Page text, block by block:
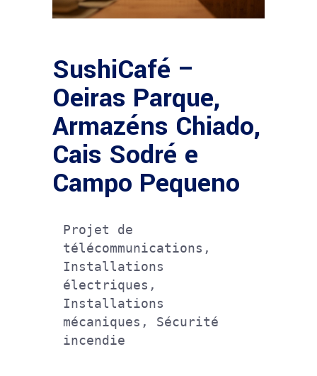
SushiCafé –
Oeiras Parque,
Armazéns Chiado,
Cais Sodré e
Campo Pequeno
Projet de
télécommunications,
Installations
électriques,
Installations
mécaniques, Sécurité
incendie